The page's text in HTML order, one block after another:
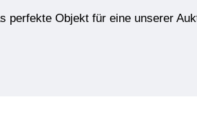
perfekte Objekt für eine unserer